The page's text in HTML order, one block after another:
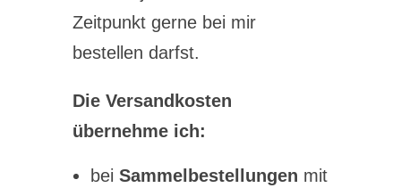
Zeitpunkt gerne bei mir
bestellen darfst.
Die Versandkosten
übernehme ich:
bei Sammelbestellungen mit